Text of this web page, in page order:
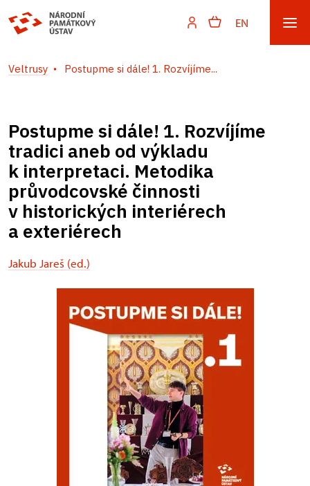
EN
Veltrusy Postupme si dále! 1. Rozvíjíme...
Postupme si dále! 1. Rozvíjíme
tradici aneb od výkladu
k interpretaci. Metodika
průvodcovské činnosti
v historických interiérech
a exteriérech
Jakub Jareš (ed.)